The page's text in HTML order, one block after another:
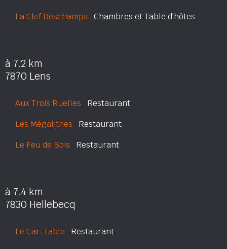
La Clef Deschamps Chambres et Table d'hôtes
à 7.2 km
7870 Lens
Aux Trois Ruelles Restaurant
Les Mégalithes Restaurant
Le Feu de Bois Restaurant
à 7.4 km
7830 Hellebecq
Le Car-Table Restaurant